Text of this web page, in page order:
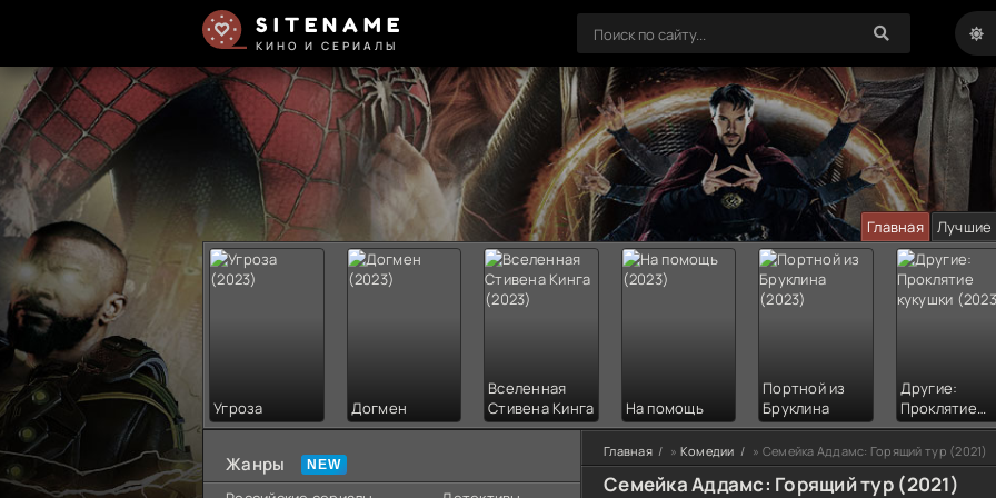
SITENAME
КИНО И СЕРИАЛЫ
Главная Лучшие
Угроза Догмен
Вселенная
Стивена Кинга
На помощь
Портной из
Бруклина
Другие:
Проклятие
кукушки
Жанры
Главная » Комедии » Семейка Аддамс: Горящий тур (2021)
Семейка Аддамс: Горящий тур (2021)